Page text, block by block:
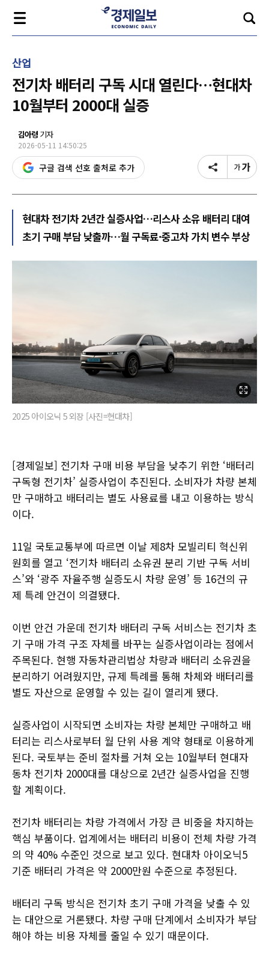
산업
전기차 배터리 구독 시대 열린다…현대차
10월부터 2000대 실증
김아령 기자
2026-05-11 14:50:25
구글 검색 선호 출처로 추가
현대차 전기차 2년간 실증사업…리스사 소유 배터리 대여
초기 구매 부담 낮출까…월 구독료·중고차 가치 변수 부상
2025 아이오닉 5 외장 [사진=현대차]
[경제일보] 전기차 구매 비용 부담을 낮추기 위한 ‘배터리
구독형 전기차’ 실증사업이 추진된다. 소비자가 차량 본체
만 구매하고 배터리는 별도 사용료를 내고 이용하는 방식
이다.
11일 국토교통부에 따르면 이날 제8차 모빌리티 혁신위
원회를 열고 ‘전기차 배터리 소유권 분리 기반 구독 서비
스’와 ‘광주 자율주행 실증도시 차량 운영’ 등 16건의 규
제 특례 안건이 의결됐다.
이번 안건 가운데 전기차 배터리 구독 서비스는 전기차 초
기 구매 가격 구조 자체를 바꾸는 실증사업이라는 점에서
주목된다. 현행 자동차관리법상 차량과 배터리 소유권을
분리하기 어려웠지만, 규제 특례를 통해 차체와 배터리를
별도 자산으로 운영할 수 있는 길이 열리게 됐다.
실증사업이 시작되면 소비자는 차량 본체만 구매하고 배
터리는 리스사로부터 월 단위 사용 계약 형태로 이용하게
된다. 국토부는 준비 절차를 거쳐 오는 10월부터 현대자
동차 전기차 2000대를 대상으로 2년간 실증사업을 진행
할 계획이다.
전기차 배터리는 차량 가격에서 가장 큰 비중을 차지하는
핵심 부품이다. 업계에서는 배터리 비용이 전체 차량 가격
의 약 40% 수준인 것으로 보고 있다. 현대차 아이오닉5
기준 배터리 가격은 약 2000만원 수준으로 추정된다.
배터리 구독 방식은 전기차 초기 구매 가격을 낮출 수 있
는 대안으로 거론됐다. 차량 구매 단계에서 소비자가 부담
해야 하는 비용 자체를 줄일 수 있기 때문이다.